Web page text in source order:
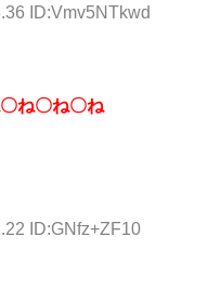
ID:Vmv5NTkwd
ね〇ね〇ね
ID:GNfz+ZF10